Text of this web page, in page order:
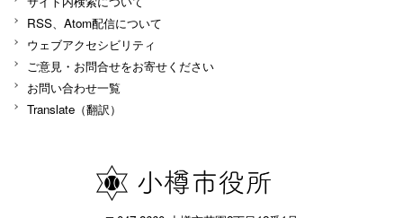
RSS、Atom配信について
ウェブアクセシビリティ
ご意見・お問合せをお寄せください
お問い合わせ一覧
Translate（翻訳）